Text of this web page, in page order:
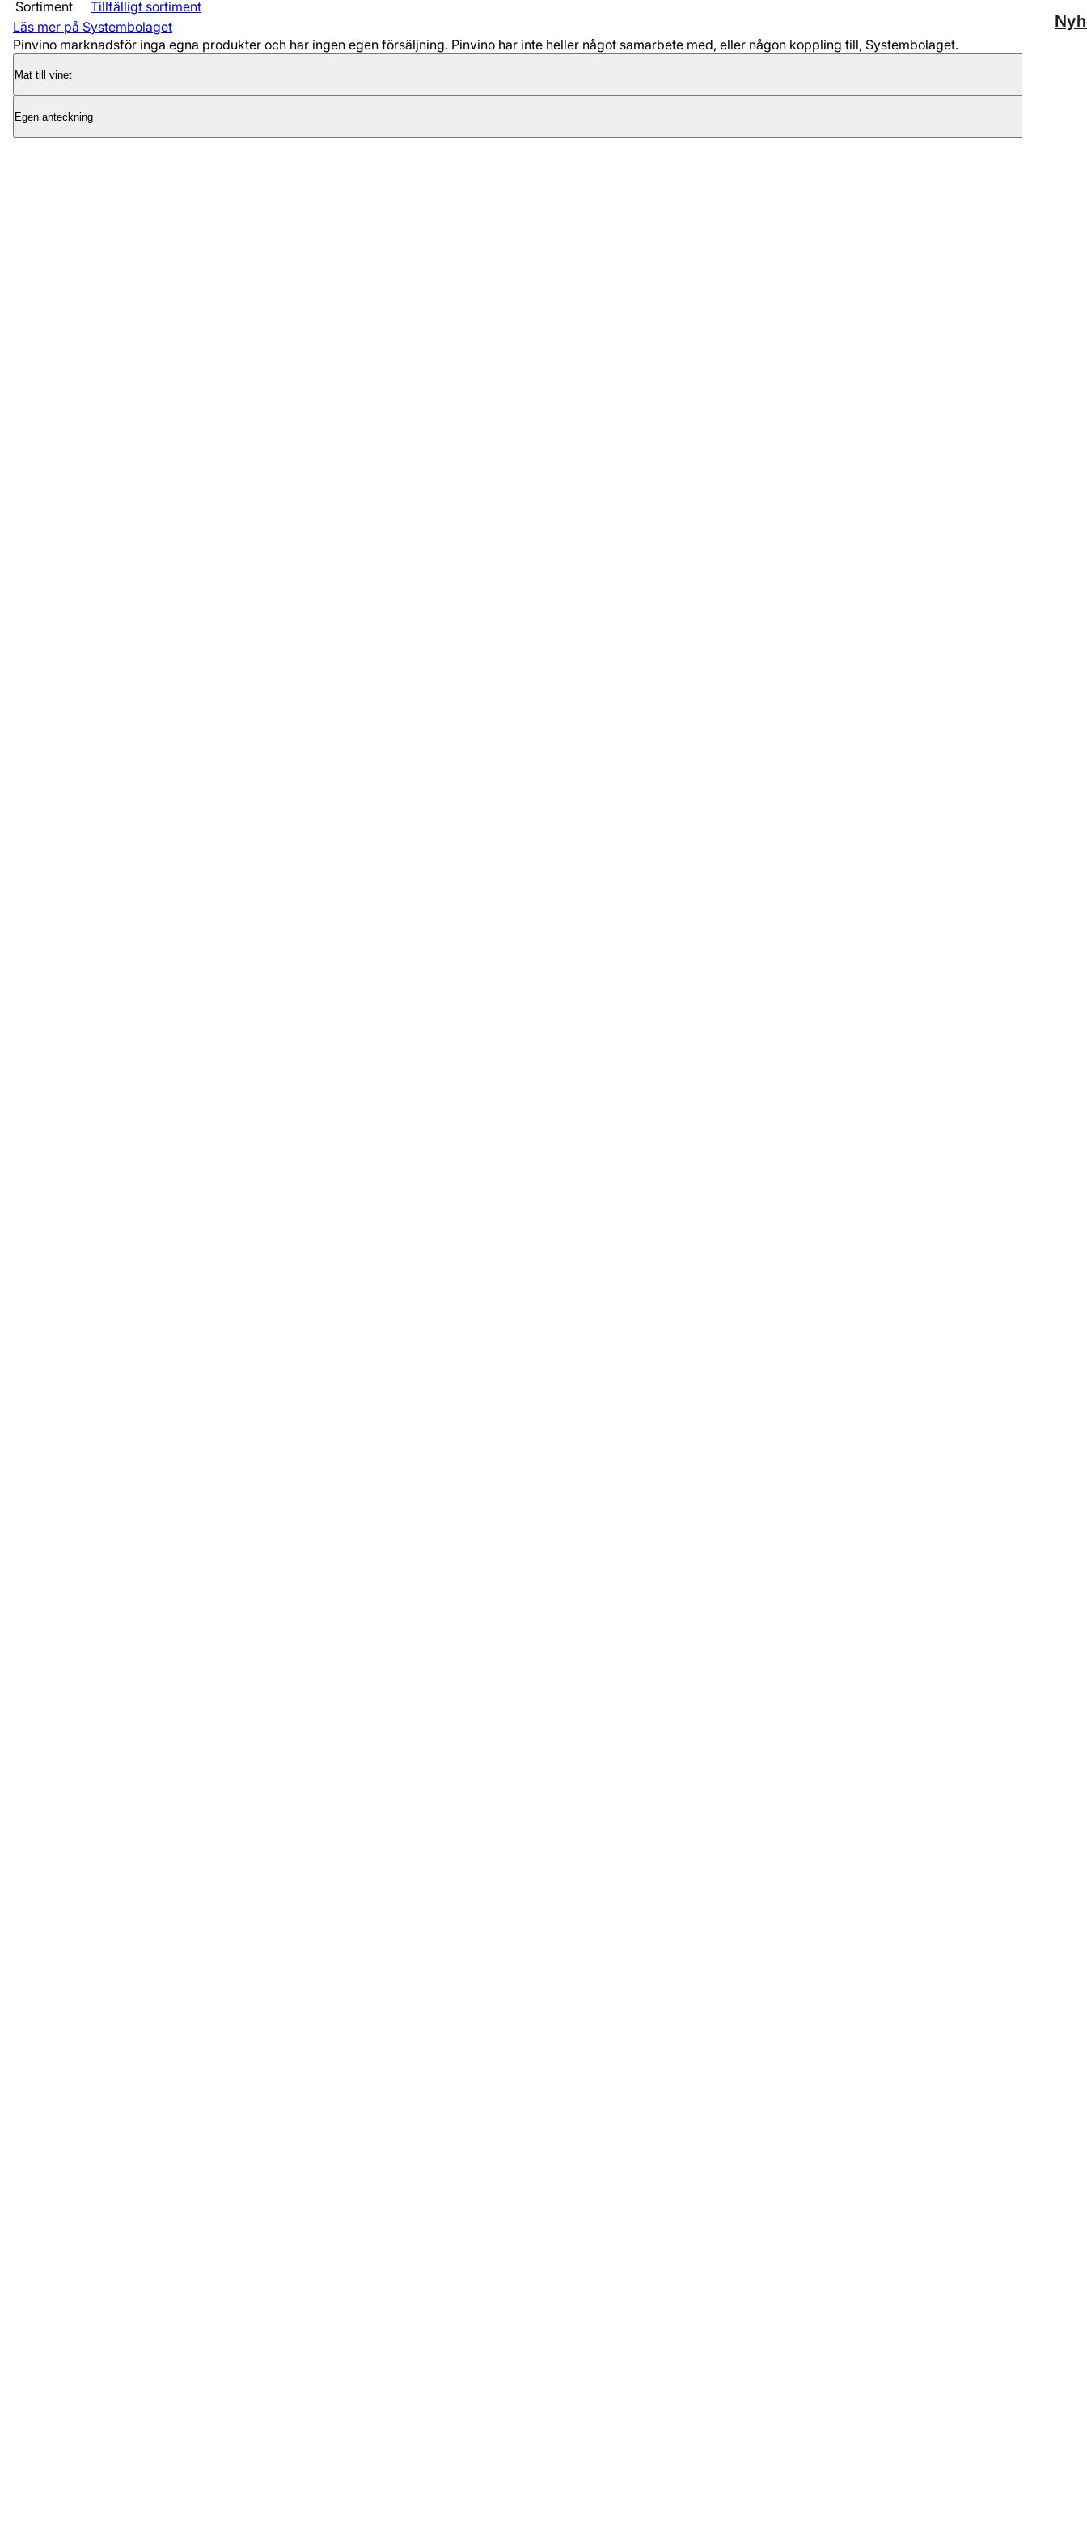
Sortiment
Tillfälligt sortiment
Läs mer på Systembolaget
Pinvino marknadsför inga egna produkter och har ingen egen försäljning. Pinvino har inte heller något samarbete med, eller någon koppling till, Systembolaget.
Mat till vinet
Egen anteckning